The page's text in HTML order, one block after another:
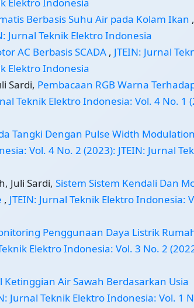
Elektro Indonesia
Berbasis Suhu Air pada Kolam Ikan ,
Jurnal Teknik Elektro Indonesia
AC Berbasis SCADA , JTEIN: Jurnal
Elektro Indonesia
Sardi, Pembacaan RGB Warna
Teknik Elektro Indonesia: Vol. 4 No. 1
Tangki Dengan Pulse Width
Vol. 4 No. 2 (2023): JTEIN: Jurnal
Juli Sardi, Sistem Sistem Kendali Dan
, JTEIN: Jurnal Teknik Elektro Indonesia:
Penggunaan Daya Listrik
Elektro Indonesia: Vol. 3 No. 2
Air Sawah Berdasarkan Usia
Jurnal Teknik Elektro Indonesia: Vol. 1